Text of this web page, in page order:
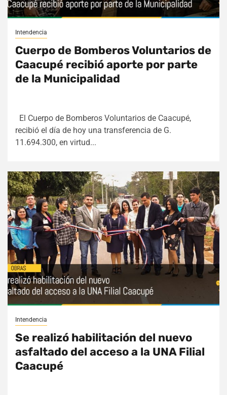
Intendencia
Cuerpo de Bomberos Voluntarios de
Caacupé recibió aporte por parte
de la Municipalidad
El Cuerpo de Bomberos Voluntarios de Caacupé,
recibió el día de hoy una transferencia de G.
11.694.300, en virtud...
Intendencia
Se realizó habilitación del nuevo
asfaltado del acceso a la UNA Filial
Caacupé